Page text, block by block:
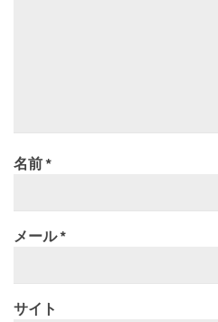
名前*
メール*
サイト